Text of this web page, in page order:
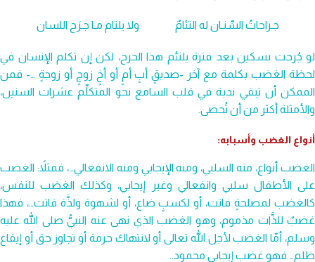
جـراحاتُ السِّنـان له التئامٌ ولا يلتام مـا جـرَح اللسان
لو جُرحت بسكين بعد فترة يلتئم هذا الجرح، لكن إن تكلم الإنسان في
لحظة الغضب بكلمة مع آخر -صديقٍ أبٍ أمٍ أو أخٍ زوجٍ أو زوجةٍ …- فمن
الممكن أن تبقي ندبة في قلب السامع نحو المتكلِّم عشرات السنين،
والأمثلة أكثر من أن تُحصى.
أنواع الغضب وأسبابه:
الغضب أنواع، منه السلبي، ومنه الإيجابي ومنه الانفعالي…، فمثلاً: الغضب
على الأطفال سلبي وانفعالي وغير إيجابي، وكذلك الغضب للنفس،
كالغضب لمصلحةٍ فاتت، أو لكسبٍ ضاع، أو لشهوة ولذَّة فاتت…، فهذا
غضبٌ للذَّات مذموم، وهو الغضب الذي نهى عنه النبيُّ صلى الله عليه
وسلم، أمّا الغضب لأجل الله تعالى أو لانتهاك حرمة أو تجاوز حق أو إيقاع
ظلم… فهو غضب إيجابي محمود..